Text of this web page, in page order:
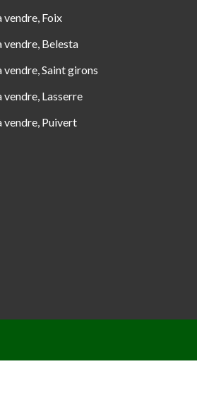
vendre, Foix
vendre, Belesta
vendre, Saint girons
vendre, Lasserre
vendre, Puivert